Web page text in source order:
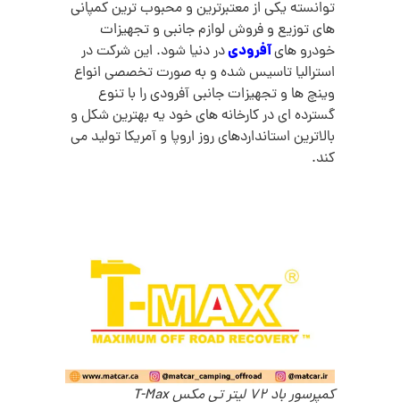
توانسته یکی از معتبرترین و محبوب ترین کمپانی
های توزیع و فروش لوازم جانبی و تجهیزات
خودرو هایآفرودیدر دنیا شود. این شرکت در
استرالیا تاسیس شده و به صورت تخصصی انواع
وینچ ها و تجهیزات جانبی آفرودی را با تنوع
گسترده ای در کارخانه های خود یه بهترین شکل و
بالاترین استانداردهای روز اروپا و آمریکا تولید می
کند.
کمپرسور باد 72 لیتر تی مکس T-Max